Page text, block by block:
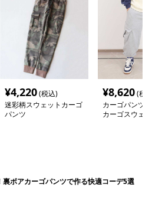
¥4,220(税込)
迷彩柄スウェットカーゴ
パンツ
¥8,620(税
カーゴパンツ
カーゴスウェ
裏ボアカーゴパンツで作る快適コーデ5選